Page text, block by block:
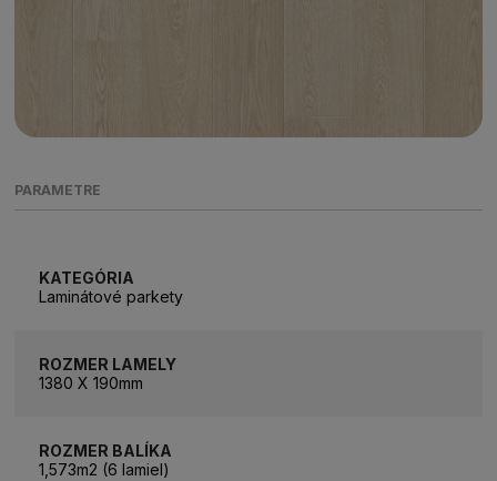
PARAMETRE
KATEGÓRIA
Laminátové parkety
ROZMER LAMELY
1380 X 190mm
ROZMER BALÍKA
1,573m2 (6 lamiel)